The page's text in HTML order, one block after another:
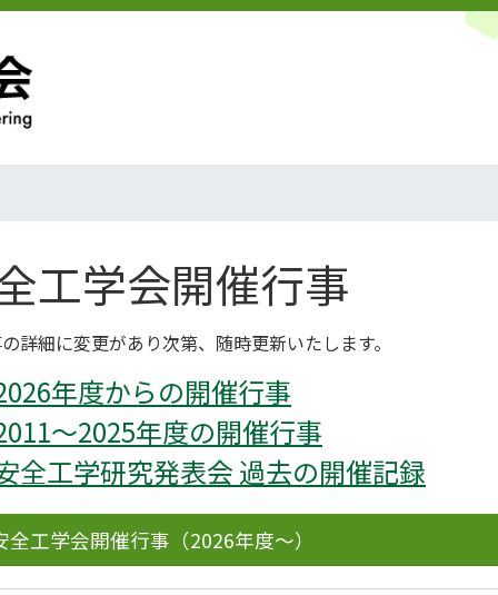
工学会開催行事
詳細に変更があり次第、随時更新いたします。
年度からの開催行事
～2025年度の開催行事
全工学研究発表会 過去の開催記録
全工学会開催行事（2026年度～）